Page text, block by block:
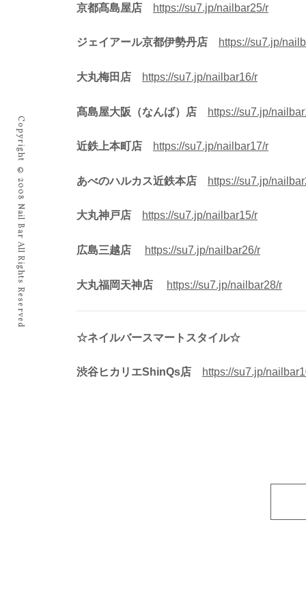
京都髙島屋店 https://su7.jp/nailbar25/r
ジェイアール京都伊勢丹店 https://su7.jp/
大丸梅田店 https://su7.jp/nailbar16/r
髙島屋大阪（なんば）店 https://su7.jp/
近鉄上本町店 https://su7.jp/nailbar17/r
あべのハルカス近鉄本店 https://su7.jp/
大丸神戸店 https://su7.jp/nailbar15/r
広島三越店 https://su7.jp/nailbar26/r
大丸福岡天神店 https://su7.jp/nailbar28/r
☆ネイルバースマートスタイル☆
渋谷ヒカリエShinQs店 https://su7.jp/
Copyright © 2008 Nail Bar All Rights Reserved